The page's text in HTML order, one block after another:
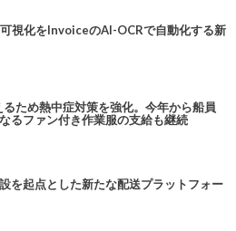
視化をInvoiceのAI-OCRで自動化する新
ため熱中症対策を強化。今年から船員
るファン付き作業服の支給も継続
を起点とした新たな配送プラットフォー